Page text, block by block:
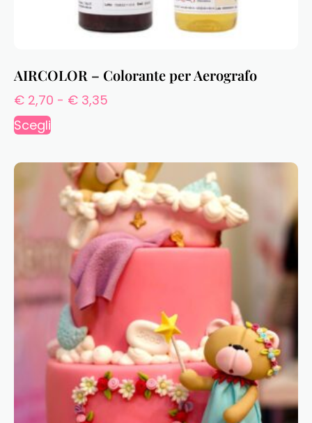
AIRCOLOR – Colorante per Aerografo
€ 2,70 - € 3,35
Scegli